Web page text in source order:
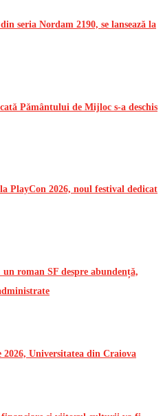
seria Nordam 2190, se lansează la
Pământului de Mijloc s-a deschis
PlayCon 2026, noul festival dedicat
roman SF despre abundență,
2026, Universitatea din Craiova